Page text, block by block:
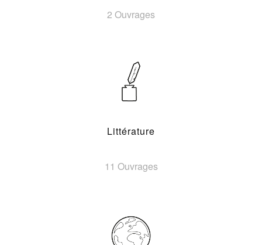
2 Ouvrages
Littérature
11 Ouvrages